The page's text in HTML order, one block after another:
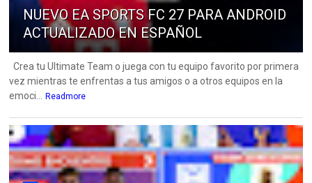
NUEVO EA SPORTS FC 27 PARA ANDROID
ACTUALIZADO EN ESPAÑOL
Crea tu Ultimate Team o juega con tu equipo favorito por primera
vez mientras te enfrentas a tus amigos o a otros equipos en la
emoci...
Readmore